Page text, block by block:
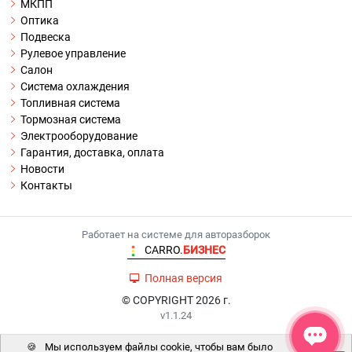
МКПП
Оптика
Подвеска
Рулевое управление
Салон
Система охлаждения
Топливная система
Тормозная система
Электрооборудование
Гарантия, доставка, оплата
Новости
Контакты
Работает на системе для авторазборок
CARRO.БИЗНЕС
Полная версия
© COPYRIGHT 2026 г.
v1.1.24
🍪 Мы используем файлы cookie, чтобы вам было